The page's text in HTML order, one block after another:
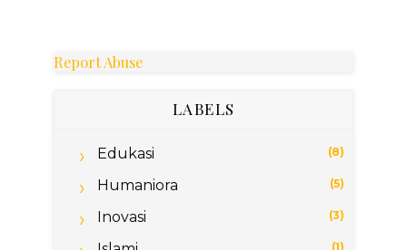
Report Abuse
LABELS
Edukasi (8)
Humaniora (5)
Inovasi (3)
(1)